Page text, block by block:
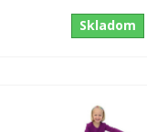
Skladom